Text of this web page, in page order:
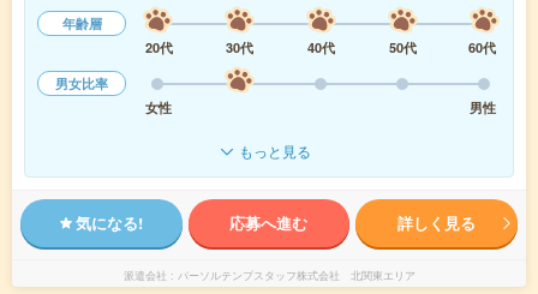
年齢層
20代
30代 40代 50代
60代
男女比率
女性
男性
もっと見る
気になる! 応募へ進む 詳しく見る
派遣会社 パーソルテンプスタッフ株式会社 北関東エリア